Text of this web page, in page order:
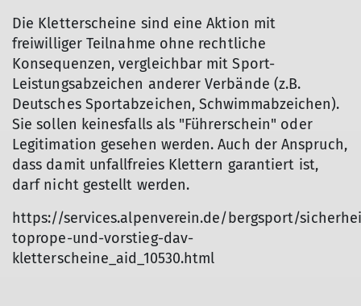
Die Kletterscheine sind eine Aktion mit
freiwilliger Teilnahme ohne rechtliche
Konsequenzen, vergleichbar mit Sport-
Leistungsabzeichen anderer Verbände (z.B.
Deutsches Sportabzeichen, Schwimmabzeichen).
Sie sollen keinesfalls als "Führerschein" oder
Legitimation gesehen werden. Auch der Anspruch,
dass damit unfallfreies Klettern garantiert ist,
darf nicht gestellt werden.
https://services.alpenverein.de/bergsport/
toprope-und-vorstieg-dav-
kletterscheine_aid_10530.html